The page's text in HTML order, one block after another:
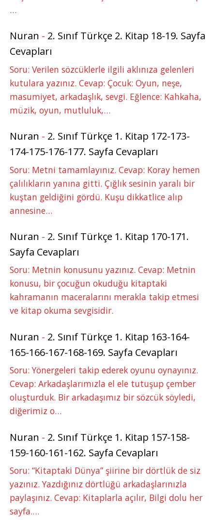
…
Nuran - 2. Sınıf Türkçe 2. Kitap 18-19. Sayfa
Cevapları
Soru: Verilen sözcüklerle ilgili aklınıza gelenleri
kutulara yazınız. Cevap: Çocuk: Oyun, neşe,
masumiyet, arkadaşlık, sevgi. Eğlence: Kahkaha,
müzik, oyun, mutluluk,…
Nuran - 2. Sınıf Türkçe 1. Kitap 172-173-
174-175-176-177. Sayfa Cevapları
Soru: Metni tamamlayınız. Cevap: Koray hemen
çalılıkların yanına gitti. Çığlık sesinin yaralı bir
kuştan geldiğini gördü. Kuşu dikkatlice alıp
annesine…
Nuran - 2. Sınıf Türkçe 1. Kitap 170-171.
Sayfa Cevapları
Soru: Metnin konusunu yazınız. Cevap: Metnin
konusu, bir çocuğun okuduğu kitaptaki
kahramanın maceralarını merakla takip etmesi
ve kitap okuma sevgisidir.
Nuran - 2. Sınıf Türkçe 1. Kitap 163-164-
165-166-167-168-169. Sayfa Cevapları
Soru: Yönergeleri takip ederek oyunu oynayınız.
Cevap: Arkadaşlarımızla el ele tutuşup çember
oluşturduk. Bir arkadaşımız bir sözcük söyledi,
diğerimiz o…
Nuran - 2. Sınıf Türkçe 1. Kitap 157-158-
159-160-161-162. Sayfa Cevapları
Soru: “Kitaptaki Dünya” şiirine bir dörtlük de siz
yazınız. Yazdığınız dörtlüğü arkadaşlarınızla
paylaşınız. Cevap: Kitaplarla açılır, Bilgi dolu her
sayfa.…